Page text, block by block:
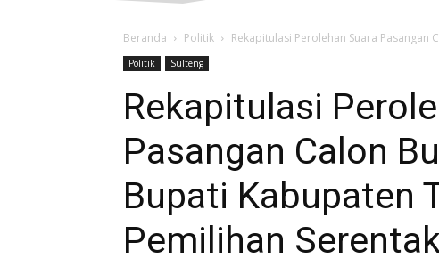
Beranda Politik Rekapitulasi Perolehan Suara Pasangan
Politik Sulteng
Rekapitulasi
Pasangan Calon
Bupati Kabupaten
Pemilihan